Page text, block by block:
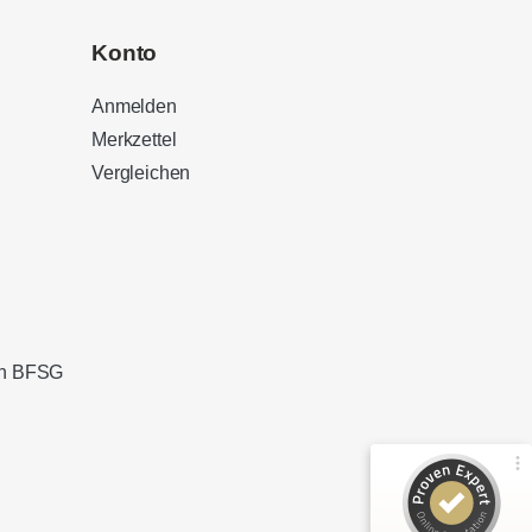
BFSG
Konto
Anmelden
Merkzettel
Vergleichen
Blick aufs ProvenExpert-Profil werfen